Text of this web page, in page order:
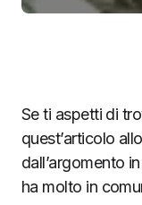
Se ti aspetti di
quest’articolo
dall’argomento
ha molto in